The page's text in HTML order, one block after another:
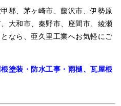
郡、茅ヶ崎市、藤沢市、伊勢原
大和市、秦野市、座間市、綾瀬
なら、亜久里工業へお気軽にご
塗装・防水工事・雨樋、瓦屋根